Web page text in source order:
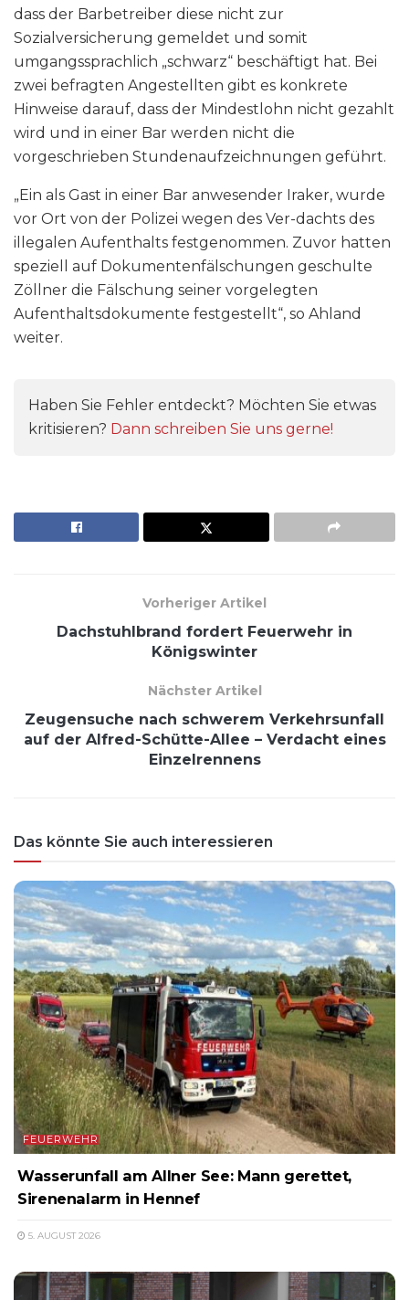
dass der Barbetreiber diese nicht zur
Sozialversicherung gemeldet und somit
umgangssprachlich „schwarz“ beschäftigt hat. Bei
zwei befragten Angestellten gibt es konkrete
Hinweise darauf, dass der Mindestlohn nicht gezahlt
wird und in einer Bar werden nicht die
vorgeschrieben Stundenaufzeichnungen geführt.
„Ein als Gast in einer Bar anwesender Iraker, wurde
vor Ort von der Polizei wegen des Ver-dachts des
illegalen Aufenthalts festgenommen. Zuvor hatten
speziell auf Dokumentenfälschungen geschulte
Zöllner die Fälschung seiner vorgelegten
Aufenthaltsdokumente festgestellt“, so Ahland
weiter.
Haben Sie Fehler entdeckt? Möchten Sie etwas
kritisieren? Dann schreiben Sie uns gerne!
Vorheriger Artikel
Dachstuhlbrand fordert Feuerwehr in
Königswinter
Nächster Artikel
Zeugensuche nach schwerem Verkehrsunfall
auf der Alfred-Schütte-Allee – Verdacht eines
Einzelrennens
Das könnte Sie auch interessieren
FEUERWEHR
Wasserunfall am Allner See: Mann gerettet,
Sirenenalarm in Hennef
5. AUGUST 2026